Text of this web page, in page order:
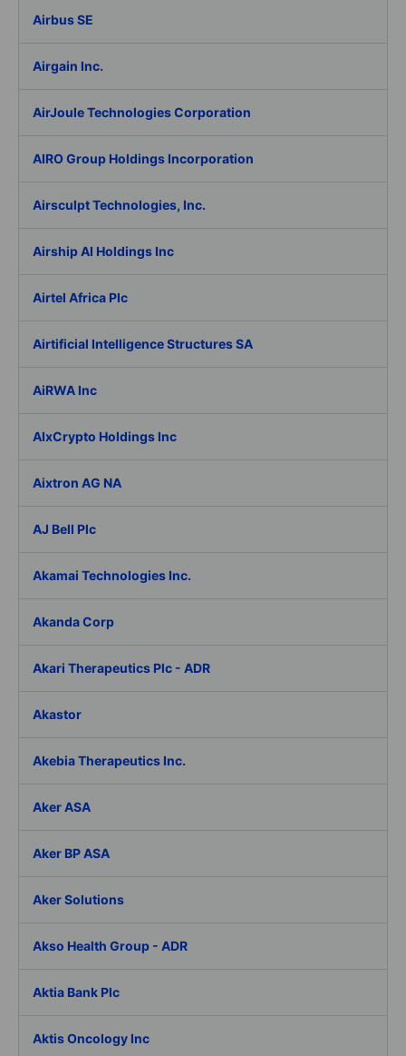
Airbus SE
Airgain Inc.
AirJoule Technologies Corporation
AIRO Group Holdings Incorporation
Airsculpt Technologies, Inc.
Airship AI Holdings Inc
Airtel Africa Plc
Airtificial Intelligence Structures SA
AiRWA Inc
AIxCrypto Holdings Inc
Aixtron AG NA
AJ Bell Plc
Akamai Technologies Inc.
Akanda Corp
Akari Therapeutics Plc - ADR
Akastor
Akebia Therapeutics Inc.
Aker ASA
Aker BP ASA
Aker Solutions
Akso Health Group - ADR
Aktia Bank Plc
Aktis Oncology Inc